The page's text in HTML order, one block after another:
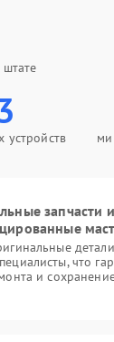
устройств
запчасти и
что
и